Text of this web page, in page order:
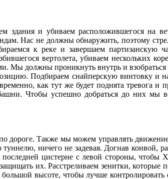
здания и убиваем расположившегося на
Нас не должны обнаружить, поэтому
к реке и завершаем партизанскую
вертолета, убиваем нескольких
Мы должны проникнуть внутрь и
Подбираем снайперскую винтовку и
как тут же будет поднята тревога и
Чтобы успешно добраться до них мы
дороге. Также мы можем управлять
ничего не задевая. Догнав конвой,
цистерне с левой стороны, чтобы
их. Расстреливаем зенитки,
высоте, чтобы лучше